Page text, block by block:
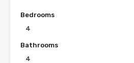
Bedrooms
4
Bathrooms
4